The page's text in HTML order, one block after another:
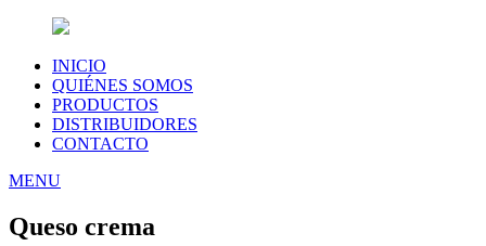
INICIO
QUIÉNES SOMOS
PRODUCTOS
DISTRIBUIDORES
CONTACTO
MENU
Queso crema